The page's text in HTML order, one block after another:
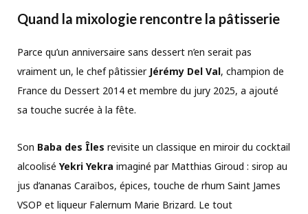
Quand la mixologie rencontre la pâtisserie
Parce qu’un anniversaire sans dessert n’en serait pas
vraiment un, le chef pâtissier Jérémy Del Val, champion de
France du Dessert 2014 et membre du jury 2025, a ajouté
sa touche sucrée à la fête.
Son Baba des Îles revisite un classique en miroir du cocktail
alcoolisé Yekri Yekra imaginé par Matthias Giroud : sirop au
jus d’ananas Caraïbos, épices, touche de rhum Saint James
VSOP et liqueur Falernum Marie Brizard. Le tout